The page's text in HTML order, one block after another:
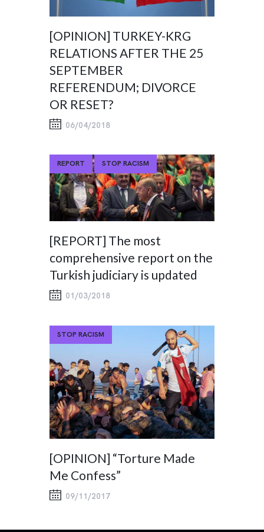
[OPINION] TURKEY-KRG
RELATIONS AFTER THE 25
SEPTEMBER
REFERENDUM; DIVORCE
OR RESET?
06/04/2018
REPORT STOP RACISM
[REPORT] The most
comprehensive report on the
Turkish judiciary is updated
01/03/2018
STOP RACISM
[OPINION] “Torture Made
Me Confess”
09/11/2017